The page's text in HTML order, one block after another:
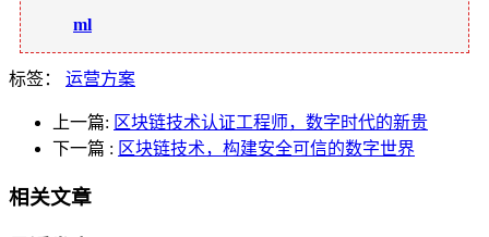
ml
标签： 运营方案
上一篇: 区块链技术认证工程师，数字时代的新贵
下一篇 : 区块链技术，构建安全可信的数字世界
相关文章